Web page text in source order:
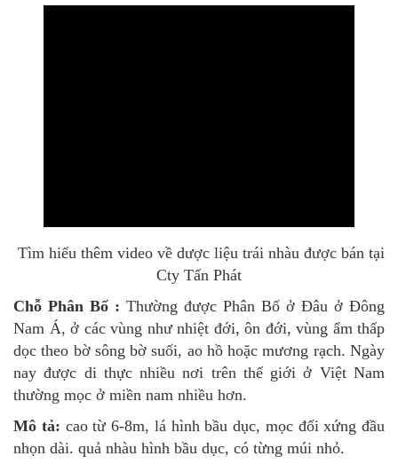
Tìm hiểu thêm video về dược liệu trái nhàu được bán tại
Cty Tấn Phát
Chỗ Phân Bố : Thường được Phân Bố ở Đâu ở Đông
Nam Á, ở các vùng như nhiệt đới, ôn đới, vùng ẩm thấp
dọc theo bờ sông bờ suối, ao hồ hoặc mương rạch. Ngày
nay được di thực nhiều nơi trên thế giới ở Việt Nam
thường mọc ở miền nam nhiều hơn.
Mô tả: cao từ 6-8m, lá hình bầu dục, mọc đối xứng đầu
nhọn dài. quả nhàu hình bầu dục, có từng múi nhỏ.